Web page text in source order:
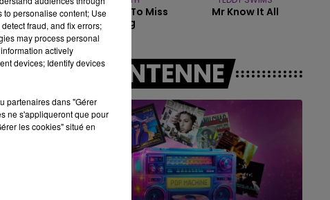
I Don't Want To Miss
A Thing
Mr Know It All
A L'ANTENNE
to personalise content; Use
fraud, and fix errors;
may process personal
actively
devices; Identify devices
partenaires dans "Gérer
ne s'appliqueront que pour
les cookies" situé en